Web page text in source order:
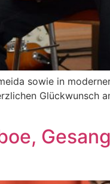
sowie in
Glückwunsch